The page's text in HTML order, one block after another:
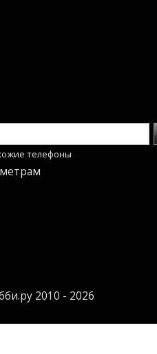
телефоны
2010 - 2026